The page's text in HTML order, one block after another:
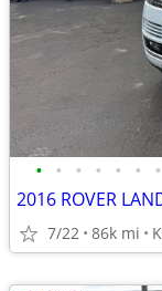
• • • • • • •
2016 ROVER
7/22 86k mi